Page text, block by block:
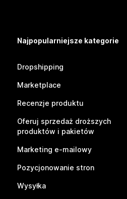
Najpopularniejsze kategorie
Dropshipping
Marketplace
Recenzje produktu
Oferuj sprzedaż droższych
produktów i pakietów
Marketing e-mailowy
Pozycjonowanie stron
Wysyłka